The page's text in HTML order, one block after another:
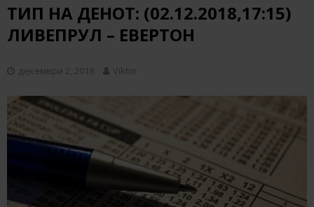
ТИП НА ДЕНОТ: (02.12.2018,17:15)
ЛИВЕПРУЛ – ЕВЕРТОН
декември 2, 2018 Viktor